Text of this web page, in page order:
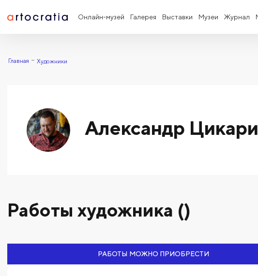
Онлайн-музей Галерея Выставки Музеи Журнал
Главная Художники
Александр
Работы художника ()
РАБОТЫ МОЖНО ПРИОБРЕСТИ